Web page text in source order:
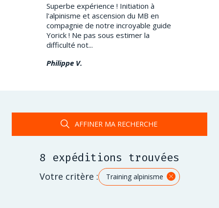
Superbe expérience ! Initiation à
l'alpinisme et ascension du MB en
compagnie de notre incroyable guide
Yorick ! Ne pas sous estimer la
difficulté not...
Philippe V.
AFFINER MA RECHERCHE
8 expéditions trouvées
Votre critère : Training alpinisme